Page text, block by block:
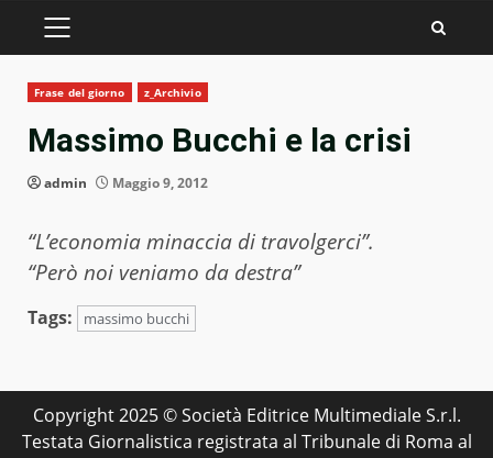
PRIMARY
Frase del giorno z_Archivio
Massimo Bucchi e la crisi
admin Maggio 9, 2012
“L’economia minaccia di travolgerci”.
“Però noi veniamo da destra”
Tags: massimo bucchi
Copyright 2025 © Società Editrice Multimediale S.r.l.
Testata Giornalistica registrata al Tribunale di Roma al